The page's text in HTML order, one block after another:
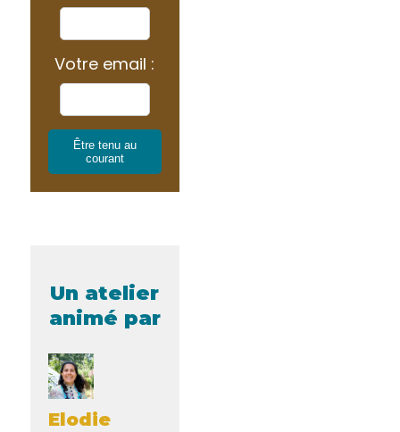
Votre email :
Être tenu au
courant
Un atelier
animé par
Elodie